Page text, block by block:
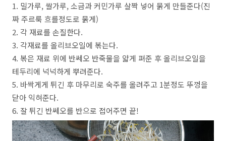
1. 밀가루, 쌀가루, 소금과 커민가루 살짝 넣어 묽게 만들준다(진
짜 주르룩 흐를정도로 묽게)
2. 각 재료를 손질한다.
3. 각재료를 올리브오일에 볶는다.
4. 볶은 재료 위에 반쎄오 반죽물을 얇게 펴준 후 올리브오일을
테두리에 넉넉하게 뿌려준다.
5. 바싹게게 튀긴 후 마무리로 숙주를 올려주고 1분정도 뚜껑을
닫아 익혀준다.
6. 잘 튀긴 반쎄오를 반으로 접어주면 끝!